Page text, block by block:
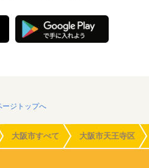
ージトップへ
大阪市すべて 大阪市天王寺区